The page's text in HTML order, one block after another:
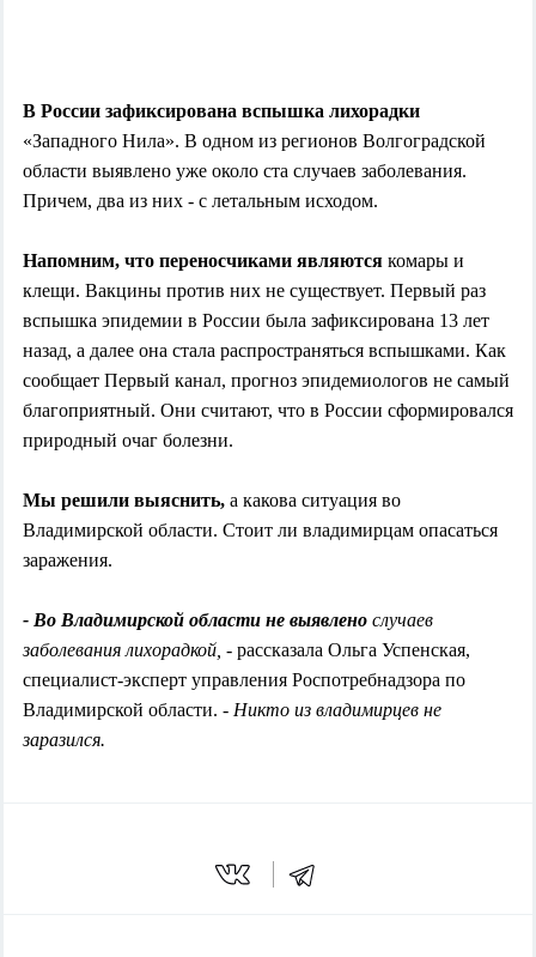
В России зафиксирована вспышка лихорадки
«Западного Нила». В одном из регионов Волгоградской
области выявлено уже около ста случаев заболевания.
Причем, два из них - с летальным исходом.
Напомним, что переносчиками являются комары и
клещи. Вакцины против них не существует. Первый раз
вспышка эпидемии в России была зафиксирована 13 лет
назад, а далее она стала распространяться вспышками. Как
сообщает Первый канал, прогноз эпидемиологов не самый
благоприятный. Они считают, что в России сформировался
природный очаг болезни.
Мы решили выяснить, а какова ситуация во
Владимирской области. Стоит ли владимирцам опасаться
заражения.
- Во Владимирской области не выявлено случаев
заболевания лихорадкой, - рассказала Ольга Успенская,
специалист-эксперт управления Роспотребнадзора по
Владимирской области. - Никто из владимирцев не
заразился.